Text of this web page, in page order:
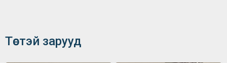
Төстэй зарууд